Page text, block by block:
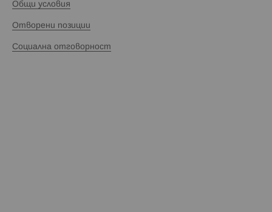
Общи условия
Отворени позиции
Социална отговорност